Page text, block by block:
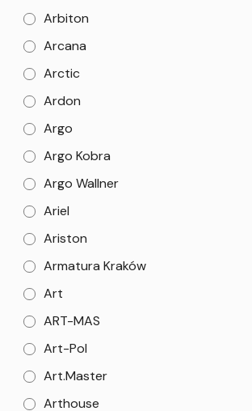
Arbiton
Arcana
Arctic
Ardon
Argo
Argo Kobra
Argo Wallner
Ariel
Ariston
Armatura Kraków
Art
ART-MAS
Art-Pol
Art.Master
Arthouse